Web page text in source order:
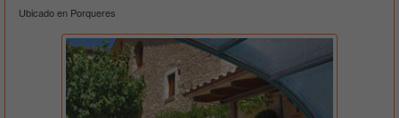
Ubicado en Porqueres